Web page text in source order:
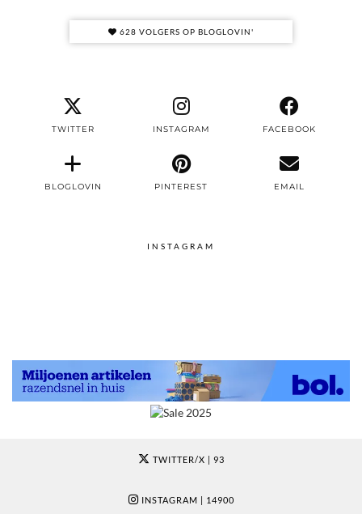
628 VOLGERS OP BLOGLOVIN'
TWITTER INSTAGRAM FACEBOOK
BLOGLOVIN PINTEREST EMAIL
INSTAGRAM
TWITTER/X | 93
INSTAGRAM | 14900